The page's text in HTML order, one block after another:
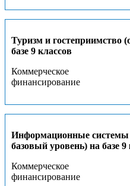
Туризм и гостеприимство
базе 9 классов
Коммерческое
финансирование
Информационные системы
базовый уровень) на базе 9
Коммерческое
финансирование